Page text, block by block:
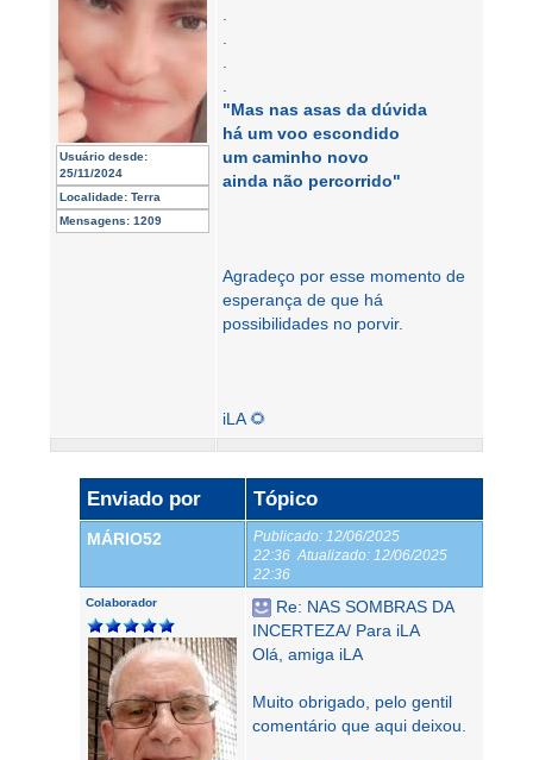
Usuário desde:
25/11/2024
Localidade: Terra
Mensagens: 1209
"Mas nas asas da dúvida
há um voo escondido
um caminho novo
ainda não percorrido"
Agradeço por esse momento de
esperança de que há
possibilidades no porvir.
iLA 🌻
Enviado por Tópico
MÁRIO52 Publicado: 12/06/2025
22:36 Atualizado: 12/06/2025
22:36
Colaborador
Re: NAS SOMBRAS DA
INCERTEZA/ Para iLA
Olá, amiga iLA
Muito obrigado, pelo gentil
comentário que aqui deixou.